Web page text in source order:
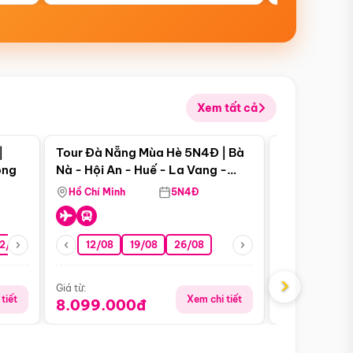
Xem tất cả
08 26/08 05/09 09/09 12/09
tiết
Điểm nổi bật
Tour Đà Nẵng Mùa Hè 5N4Đ | Bà
Nà - Hội An - Huế - La Vang -
Động Thiên Đường
Hồ Chí Minh 5N4Đ
12/08 19/08 26/08
Giá từ:
8.099.000đ Xem chi tiết
Giá từ:
›